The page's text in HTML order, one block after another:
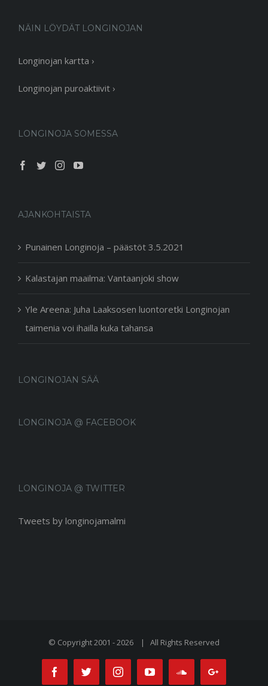
NÄIN LÖYDÄT LONGINOJAN
Longinojan kartta ›
Longinojan puroaktiivit ›
LONGINOJA SOMESSA
AJANKOHTAISTA
Punainen Longinoja – päästöt 3.5.2021
Kalastajan maailma: Vantaanjoki show
Yle Areena: Juha Laaksosen luontoretki Longinojan
taimenia voi ihailla kuka tahansa
LONGINOJAN SÄÄ
LONGINOJA @ FACEBOOK
LONGINOJA @ TWITTER
Tweets by longinojamalmi
© Copyright 2001 -2026 | All Rights Reserved
FacebookTwitterInstagramYoutubeSoundcloudGoogle+